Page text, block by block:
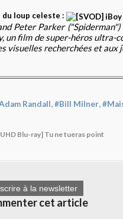
du loup celeste :
Peter Parker
un film de super-héros ultra-
visuelles recherchées et aux
Randall,#Bill Milner,
Blu-ray] Tu ne tueras point
à la newsletter
cet article